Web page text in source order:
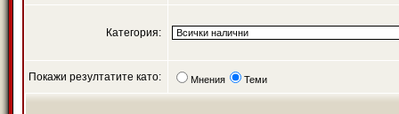
Категория:
Покажи резултатите като: Мнения Теми